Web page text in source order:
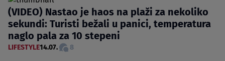
(VIDEO) Nastao je haos na plaži za nekoliko
sekundi: Turisti bežali u panici, temperatura
naglo pala za 10 stepeni
LIFESTYLE14.07. 8